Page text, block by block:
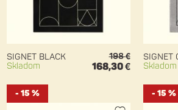
SIGNET BLACK
Skladom
198 €
168,30 €
SIGNET
Skladom
- 15 % - 15 %